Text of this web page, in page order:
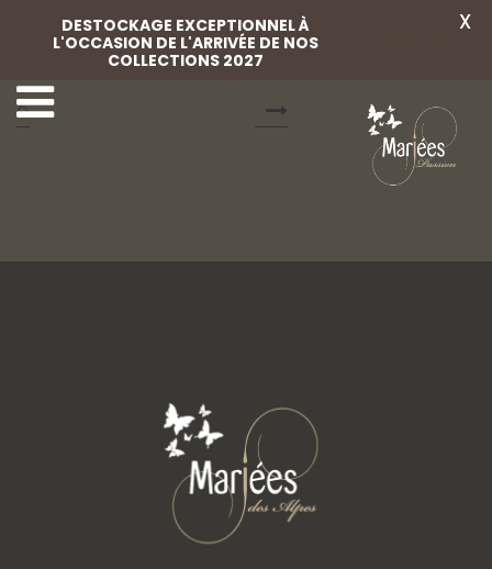
Cocktail Passion 21
6
Cocktail Passion 210
DESTOCKAGE EXCEPTIONNEL À
L'OCCASION DE L'ARRIVÉE DE NOS
COLLECTIONS 2027
X